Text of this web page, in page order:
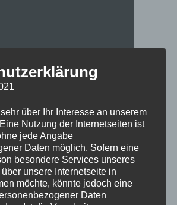
Schild Kauflink.>LINK<
über Ihr Interesse an unserem
Nutzung der Internetseiten ist
jede Angabe
Daten möglich. Sofern eine
besondere Services unseres
unsere Internetseite in
möchte, könnte jedoch eine
Daten